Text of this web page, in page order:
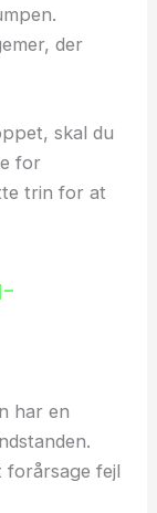
der
skal du
for
trin for at
har en
forårsage fejl